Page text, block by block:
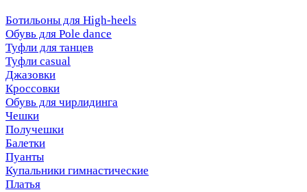
Ботильоны для High-heels
Обувь для Pole dance
Туфли для танцев
Туфли casual
Джазовки
Кроссовки
Обувь для чирлидинга
Чешки
Получешки
Балетки
Пуанты
Купальники гимнастические
Платья